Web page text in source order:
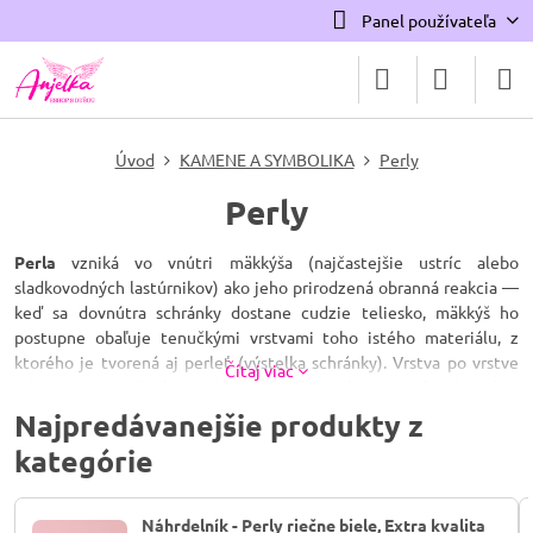
Panel používateľa
Úvod KAMENE A SYMBOLIKA Perly
Perly
Perla vzniká vo vnútri mäkkýša (najčastejšie ustríc alebo
sladkovodných lastúrnikov) ako jeho prirodzená obranná reakcia —
keď sa dovnútra schránky dostane cudzie teliesko, mäkkýš ho
postupne obaľuje tenučkými vrstvami toho istého materiálu, z
ktorého je tvorená aj perleť (výstelka schránky). Vrstva po vrstve
tak za mesiace až roky vznikne perla. Chemicky aj opticky ide teda o
rovnaký materiál ako perleť — len v celistvej, väčšinou guľovitej
forme.
Perla nevzniká zo zrnka piesku. Najčastejšie ju spustí drobný parazit
alebo kúsok tkaniva, ktorý sa dostane do plášťovej dutiny mäkkýša
Čítaj viac
Najpredávanejšie produkty z
kategórie
Náhrdelník - Perly riečne biele, Extra kvalita